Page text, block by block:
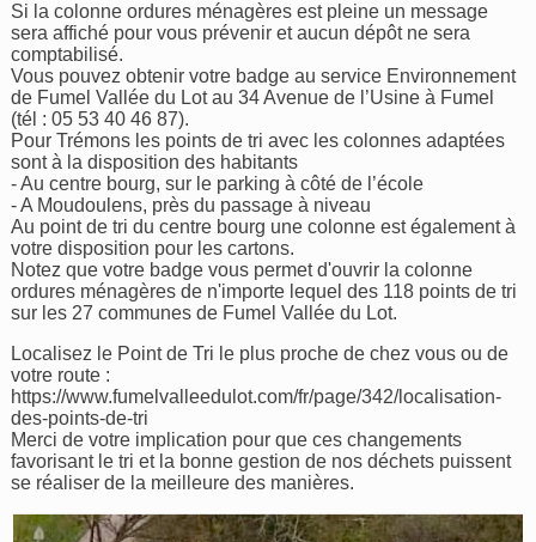
Si la colonne ordures ménagères est pleine un message
sera affiché pour vous prévenir et aucun dépôt ne sera
comptabilisé.
Vous pouvez obtenir votre badge au service Environnement
de Fumel Vallée du Lot au 34 Avenue de l’Usine à Fumel
(tél : 05 53 40 46 87).
Pour Trémons les points de tri avec les colonnes adaptées
sont à la disposition des habitants
- Au centre bourg, sur le parking à côté de l’école
- A Moudoulens, près du passage à niveau
Au point de tri du centre bourg une colonne est également à
votre disposition pour les cartons.
Notez que votre badge vous permet d'ouvrir la colonne
ordures ménagères de n'importe lequel des 118 points de tri
sur les 27 communes de Fumel Vallée du Lot.
Localisez le Point de Tri le plus proche de chez vous ou de
votre route :
https://www.fumelvalleedulot.com/fr/page/342/localisation-
des-points-de-tri
Merci de votre implication pour que ces changements
favorisant le tri et la bonne gestion de nos déchets puissent
se réaliser de la meilleure des manières.